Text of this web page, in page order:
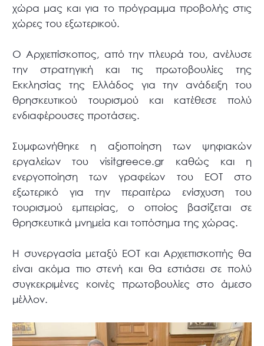
χώρα μας και για το πρόγραμμα προβολής στις
χώρες του εξωτερικού.
Ο Αρχιεπίσκοπος, από την πλευρά του, ανέλυσε
την στρατηγική και τις πρωτοβουλίες της
Εκκλησίας της Ελλάδος για την ανάδειξη του
θρησκευτικού τουρισμού και κατέθεσε πολύ
ενδιαφέρουσες προτάσεις.
Συμφωνήθηκε η αξιοποίηση των ψηφιακών
εργαλείων του visitgreece.gr καθώς και η
ενεργοποίηση των γραφείων του ΕΟΤ στο
εξωτερικό για την περαιτέρω ενίσχυση του
τουρισμού εμπειρίας, ο οποίος βασίζεται σε
θρησκευτικά μνημεία και τοπόσημα της χώρας.
Η συνεργασία μεταξύ ΕΟΤ και Αρχιεπισκοπής θα
είναι ακόμα πιο στενή και θα εστιάσει σε πολύ
συγκεκριμένες κοινές πρωτοβουλίες στο άμεσο
μέλλον.